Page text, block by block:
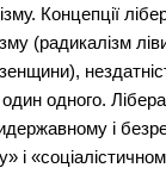
Концепції
(радикалізм
одного.
і
і